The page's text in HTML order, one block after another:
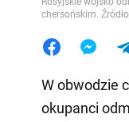
chersońskim.
W obwodzie
okupanci